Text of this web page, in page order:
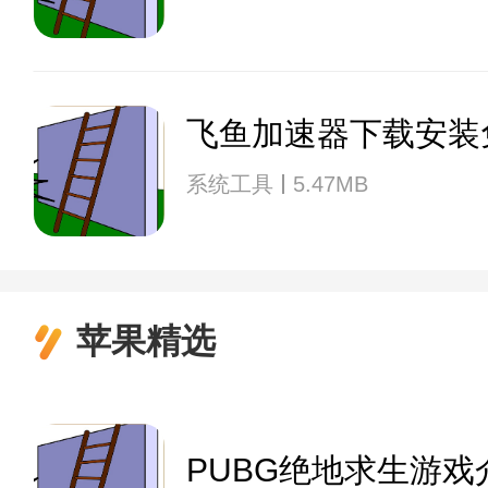
飞鱼加速器下载安装
系统工具 5.47MB
苹果精选
PUBG绝地求生游戏